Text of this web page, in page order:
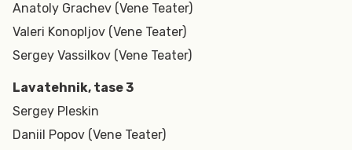
Anatoly Grachev (Vene Teater)
Valeri Konopljov (Vene Teater)
Sergey Vassilkov (Vene Teater)
Lavatehnik, tase 3
Sergey Pleskin
Daniil Popov (Vene Teater)